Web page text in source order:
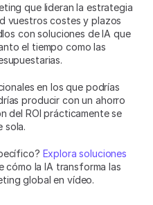
que lideran la estrategia
vuestros costes y plazos
con soluciones de IA que
el tiempo como las
en los que podrías
producir con un ahorro
del ROI prácticamente se
sola.
Explora soluciones
cómo la IA transforma las
global en vídeo.